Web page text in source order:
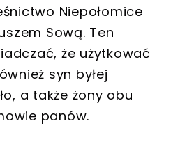
Niepołomice
Sową. Ten
że użytkować
syn byłej
a także żony obu
panów.